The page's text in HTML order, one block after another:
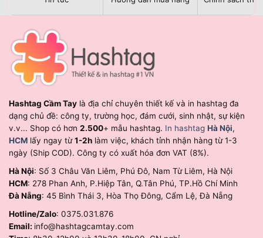
Hashtag Cầm Tay là địa chỉ chuyên thiết kế và in hashtag đa
dạng chủ đề: công ty, trường học, đám cưới, sinh nhật, sự kiện
v.v... Shop có hơn 2.500+ mẫu hashtag. In hashtag Hà Nội,
HCM lấy ngay từ1-2h làm việc, khách tỉnh nhận hàng từ 1-3
ngày (Ship COD). Công ty có xuất hóa đơn VAT (8%).
Hà Nội: Số 3 Châu Văn Liêm, Phú Đô, Nam Từ Liêm, Hà Nội
HCM: 278 Phan Anh, P.Hiệp Tân, Q.Tân Phú, TP.Hồ Chí Minh
Đà Nẵng: 45 Bình Thái 3, Hòa Thọ Đông, Cẩm Lệ, Đà Nẵng
Hotline/Zalo: 0375.031.876
Email: info@hashtagcamtay.com